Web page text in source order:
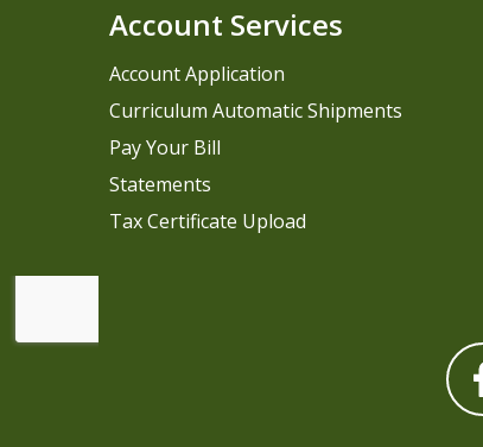
Account Services
Account Application
Curriculum Automatic Shipments
Pay Your Bill
Statements
Tax Certificate Upload